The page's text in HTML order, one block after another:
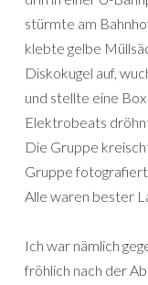
stürmte am
klebte gelbe
Diskokugel auf,
und stellte eine
Elektrobeats
Die Gruppe
Gruppe
Alle waren bester
Ich war nämlich
fröhlich nach der